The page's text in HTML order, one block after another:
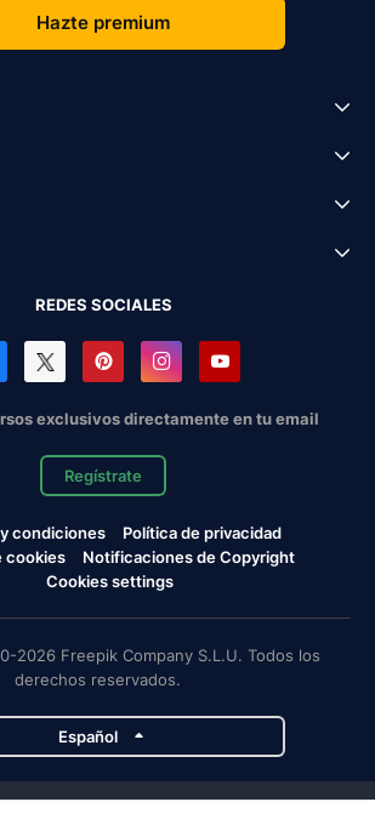
Hazte premium
REDES SOCIALES
exclusivos directamente en tu email
Regístrate
condiciones
Política de privacidad
cookies
Notificaciones de Copyright
Cookies settings
2026 Freepik Company S.L.U. Todos los
derechos reservados.
Español